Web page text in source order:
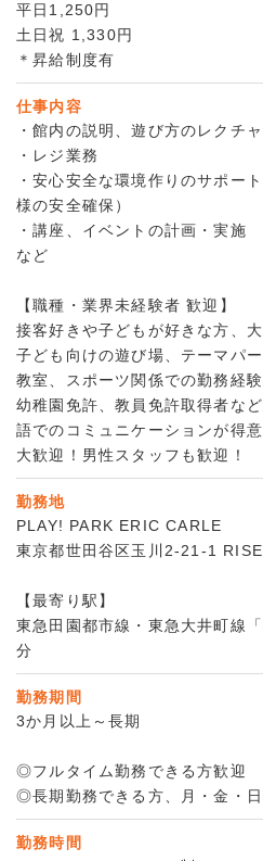
平日1,250円
土日祝 1,330円
＊昇給制度有
仕事内容
・館内の説明、遊び方のレクチ
・レジ業務
・安心安全な環境作りのサポー
様の安全確保）
・講座、イベントの計画・実施
など
【職種・業界未経験者 歓迎】
接客好きや子どもが好きな方、大
子ども向けの遊び場、テーマパ
教室、スポーツ関係での勤務経
幼稚園免許、教員免許取得者な
語でのコミュニケーションが得
大歓迎！男性スタッフも歓迎！
勤務地
PLAY! PARK ERIC CARLE
東京都世田谷区玉川2-21‐1
【最寄り駅】
東急田園都市線・東急大井町線
分
勤務期間
3か月以上～長期
◎フルタイム勤務できる方歓迎
◎長期勤務できる方、月・金・日
勤務時間